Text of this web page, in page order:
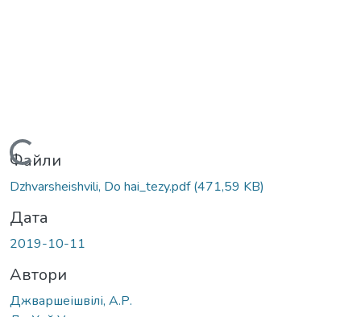
Вантажиться...
Файли
Dzhvarsheishvili, Do hai_tezy.pdf(471,59 KB)
Дата
2019-10-11
Автори
Джваршеішвілі, А.Р.